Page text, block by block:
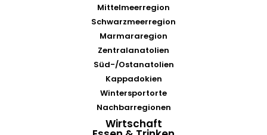
Mittelmeerregion
Schwarzmeerregion
Marmararegion
Zentralanatolien
Süd-/Ostanatolien
Kappadokien
Wintersportorte
Nachbarregionen
Wirtschaft